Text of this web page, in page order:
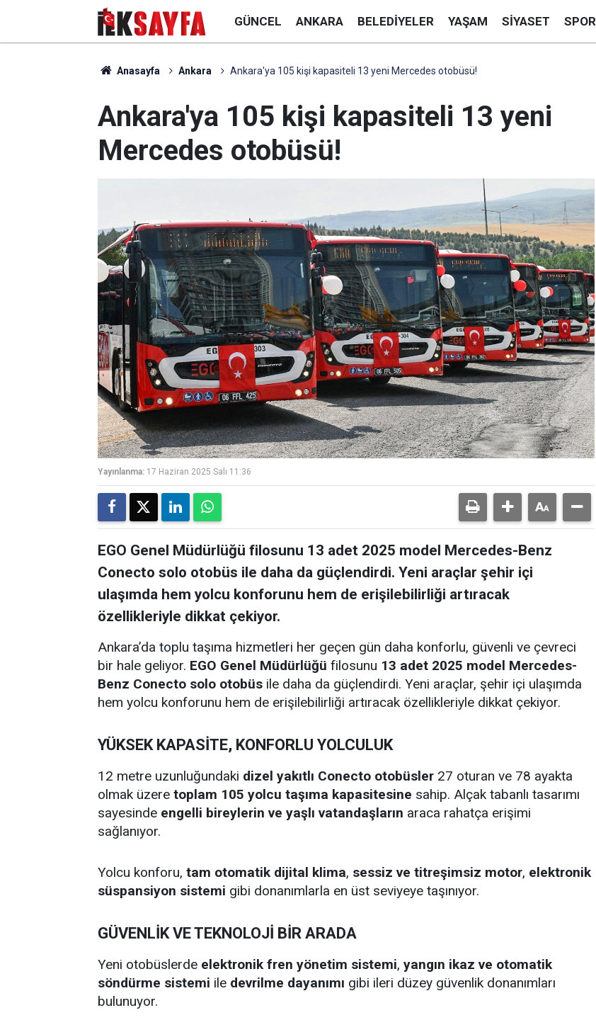
GÜNCEL ANKARA BELEDIYELER YAŞAM SIYASET SPOR
Anasayfa Ankara Ankara'ya 105 kişi kapasiteli 13 yeni Mercedes otobüsü!
Ankara'ya 105 kişi kapasiteli 13 yeni
Mercedes otobüsü!
Yayınlanma: 17 Haziran 2025 Salı 11:36
EGO Genel Müdürlüğü filosunu 13 adet 2025 model Mercedes-Benz
Conecto solo otobüs ile daha da güçlendirdi. Yeni araçlar şehir içi
ulaşımda hem yolcu konforunu hem de erişilebilirliği artıracak
özellikleriyle dikkat çekiyor.
Ankara’da toplu taşıma hizmetleri her geçen gün daha konforlu, güvenli ve çevreci
bir hale geliyor. EGO Genel Müdürlüğü filosunu 13 adet 2025 model Mercedes-
Benz Conecto solo otobüs ile daha da güçlendirdi. Yeni araçlar, şehir içi ulaşımda
hem yolcu konforunu hem de erişilebilirliği artıracak özellikleriyle dikkat çekiyor.
YÜKSEK KAPASİTE, KONFORLU YOLCULUK
12 metre uzunluğundaki dizel yakıtlı Conecto otobüsler 27 oturan ve 78 ayakta
olmak üzere toplam 105 yolcu taşıma kapasitesine sahip. Alçak tabanlı tasarımı
sayesinde engelli bireylerin ve yaşlı vatandaşların araca rahatça erişimi
sağlanıyor.
Yolcu konforu, tam otomatik dijital klima, sessiz ve titreşimsiz motor, elektronik
süspansiyon sistemi gibi donanımlarla en üst seviyeye taşınıyor.
GÜVENLİK VE TEKNOLOJİ BİR ARADA
Yeni otobüslerde elektronik fren yönetim sistemi, yangın ikaz ve otomatik
söndürme sistemi ile devrilme dayanımı gibi ileri düzey güvenlik donanımları
bulunuyor.